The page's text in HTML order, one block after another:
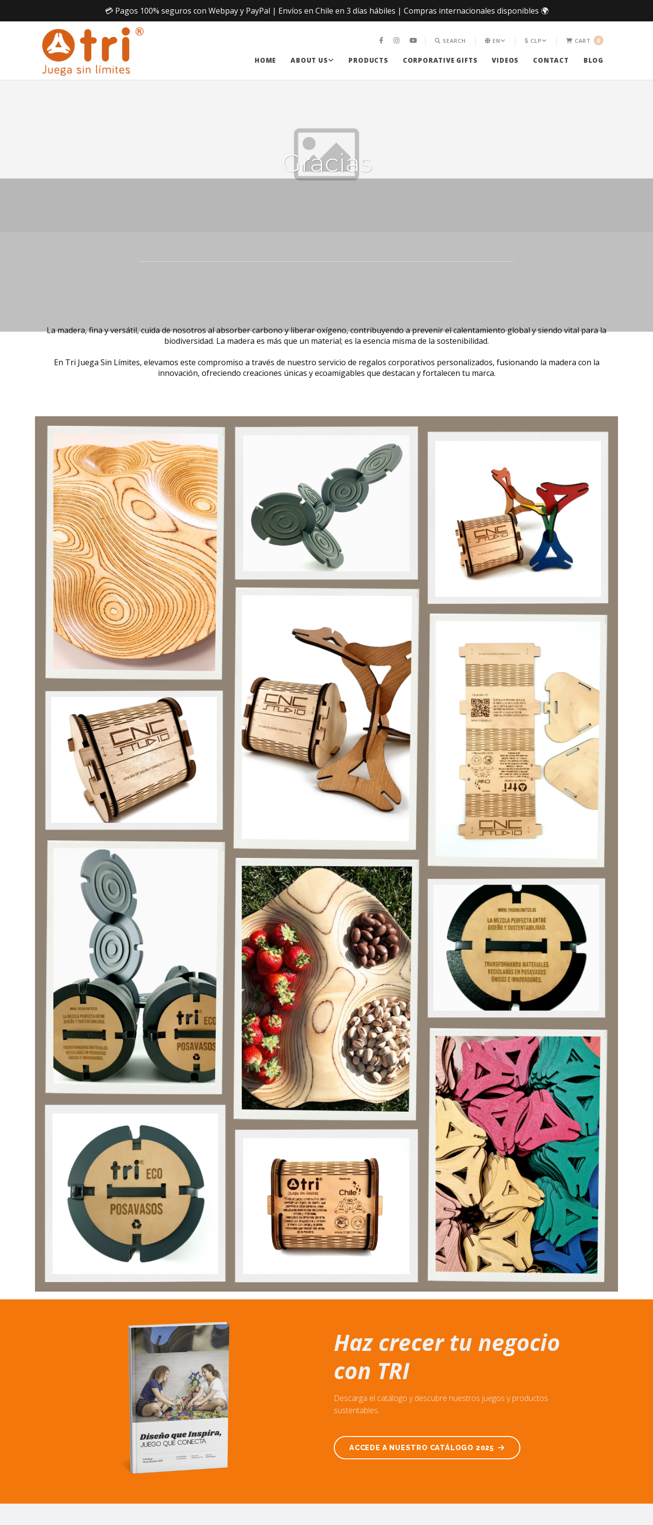
💳 Pagos 100% seguros con Webpay y PayPal | Envíos en Chile en 3 días hábiles | Compras internacionales disponibles 🌍
SEARCH EN CLP CART 0
HOME ABOUT US PRODUCTS CORPORATIVE GIFTS VIDEOS CONTACT BLOG
Gracias
La madera, fina y versátil, cuida de nosotros al absorber carbono y liberar oxígeno, contribuyendo a prevenir el calentamiento global y siendo vital para la
biodiversidad. La madera es más que un material; es la esencia misma de la sostenibilidad.
En Tri Juega Sin Límites, elevamos este compromiso a través de nuestro servicio de regalos corporativos personalizados, fusionando la madera con la
innovación, ofreciendo creaciones únicas y ecoamigables que destacan y fortalecen tu marca.
Haz crecer tu negocio
con TRI
Descarga el catálogo y descubre nuestros juegos y productos
sustentables.
ACCEDE A NUESTRO CATÁLOGO 2025